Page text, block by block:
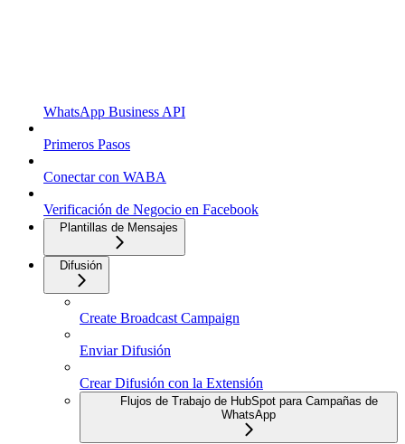
WhatsApp Business API
Primeros Pasos
Conectar con WABA
Verificación de Negocio en Facebook
Plantillas de Mensajes
Difusión
Create Broadcast Campaign
Enviar Difusión
Crear Difusión con la Extensión
Flujos de Trabajo de HubSpot para Campañas de
WhatsApp